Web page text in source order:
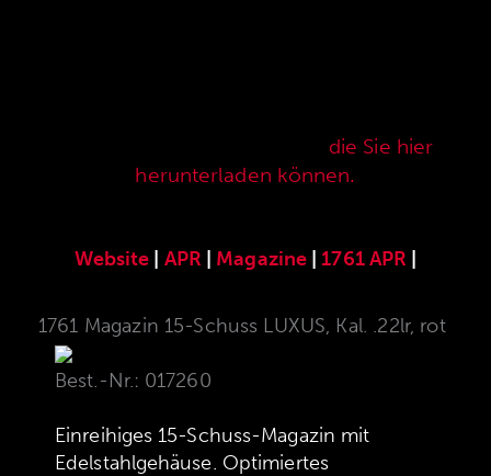
die Sie hier
herunterladen können.
Website APR Magazine 1761 APR
1761 Magazin 15-Schuss LUXUS, Kal. .22lr, rot
Best.-Nr.: 017260
Einreihiges 15-Schuss-Magazin mit
Edelstahlgehäuse. Optimiertes